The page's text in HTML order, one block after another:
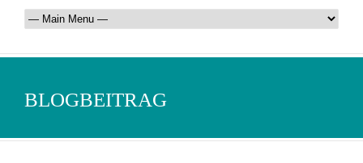
BLOGBEITRAG